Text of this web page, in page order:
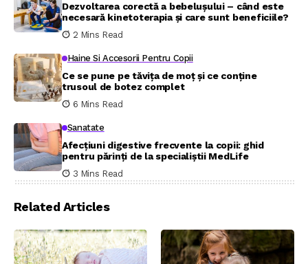
Dezvoltarea corectă a bebelușului – când este
necesară kinetoterapia și care sunt beneficiile?
2 Mins Read
Haine Si Accesorii Pentru Copii
Ce se pune pe tăvița de moț și ce conține
trusoul de botez complet
6 Mins Read
Sanatate
Afecțiuni digestive frecvente la copii: ghid
pentru părinți de la specialiștii MedLife
3 Mins Read
Related Articles